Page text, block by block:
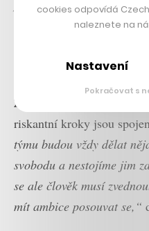
podporujeme, její první
neúspěšné, ale navzdory
hledáme i do týmu,“
Zároveň si však
riskantní kroky jsou
týmu budou vždy dělat
svobodu a nestojíme jim
se ale člověk musí
mít ambice posouvat se,“
cookies odpovídá
naleznete na
Nastavení
Pokračovat s